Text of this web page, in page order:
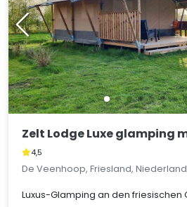
Zelt Lodge Luxe glamping
4,5
De Veenhoop, Friesland,
Luxus-Glamping an den friesischen